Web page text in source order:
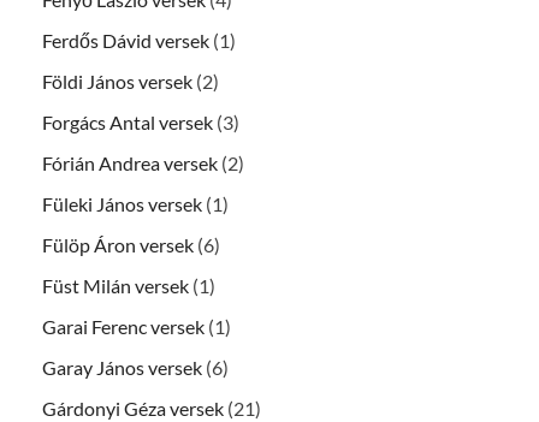
Ferdős Dávid versek (1)
Földi János versek (2)
Forgács Antal versek (3)
Fórián Andrea versek (2)
Füleki János versek (1)
Fülöp Áron versek (6)
Füst Milán versek (1)
Garai Ferenc versek (1)
Garay János versek (6)
Gárdonyi Géza versek (21)